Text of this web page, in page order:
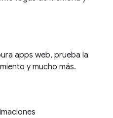
apps web, prueba la
y mucho más.